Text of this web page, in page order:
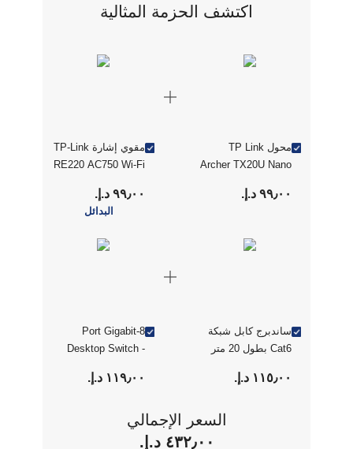
اكتشف الحزمة المثالية
محول TP Link
Archer TX20U Nano
٩٩٫٠٠ د.إ.‏
مقوي إشارة TP-Link
RE220 AC750 Wi-Fi
٩٩٫٠٠ د.إ.‏
البدائل
ساندبرج كابل شبكة
Cat6 بطول 20 متر
١١٥٫٠٠ د.إ.‏
8-Port Gigabit
Desktop Switch -
١١٩٫٠٠ د.إ.‏
السعر الإجمالي
٤٣٢٫٠٠ د.إ.‏